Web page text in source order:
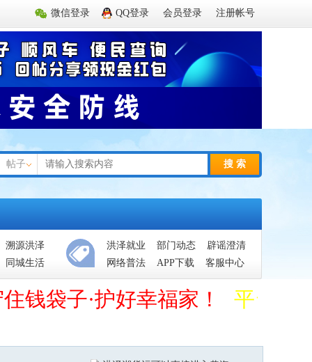
微信登录 QQ登录 会员登录 注册帐号
帖子 搜 索
溯源洪泽
同城生活
洪泽就业 部门动态
辟谣澄清
网络普法
APP下载 客服中心
钱袋子·护好幸福家！ 平台管